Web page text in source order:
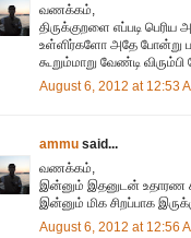
வணக்கம்,
திருக்குறளை எப்படி
உள்ளிர்களோ அதே போன்று
கூறும்மாறு வேண்டி
August 6, 2012 at 12:53
ammu said...
வணக்கம்,
இன்னும் இதனுடன் உதாரண
இன்னும் மிக சிறப்பாக
August 6, 2012 at 12:56